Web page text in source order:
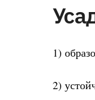
1)
2)